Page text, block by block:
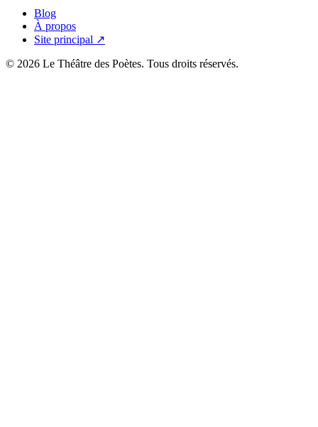
Blog
À propos
Site principal ↗
© 2026 Le Théâtre des Poètes. Tous droits réservés.